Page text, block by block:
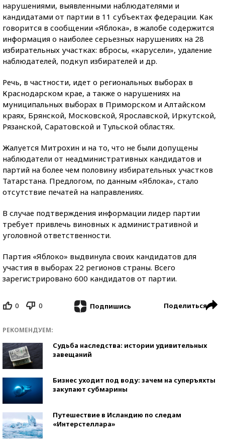
нарушениями, выявленными наблюдателями и
кандидатами от партии в 11 субъектах федерации. Как
говорится в сообщении «Яблока», в жалобе содержится
информация о наиболее серьезных нарушениях на 28
избирательных участках: вбросы, «карусели», удаление
наблюдателей, подкуп избирателей и др.
Речь, в частности, идет о региональных выборах в
Краснодарском крае, а также о нарушениях на
муниципальных выборах в Приморском и Алтайском
краях, Брянской, Московской, Ярославской, Иркутской,
Рязанской, Саратовской и Тульской областях.
Жалуется Митрохин и на то, что не были допущены
наблюдатели от неадминистративных кандидатов и
партий на более чем половину избирательных участков
Татарстана. Предлогом, по данным «Яблока», стало
отсутствие печатей на направлениях.
В случае подтверждения информации лидер партии
требует привлечь виновных к административной и
уголовной ответственности.
Партия «Яблоко» выдвинула своих кандидатов для
участия в выборах 22 регионов страны. Всего
зарегистрировано 600 кандидатов от партии.
0 0 Подпишись Поделиться
РЕКОМЕНДУЕМ:
Судьба наследства: истории удивительных
завещаний
Бизнес уходит под воду: зачем на суперъяхты
закупают субмарины
Путешествие в Исландию по следам
«Интерстеллара»